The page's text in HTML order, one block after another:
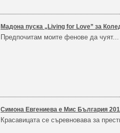
Мадона пуска „Living for Love” за
Предпочитам моите фенове да чуят...
Симона Евгениева e Мис България
Красавицата се съревновава за